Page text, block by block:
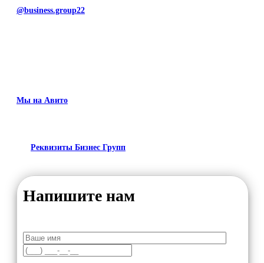
@business.group22
Мы на Авито
Реквизиты Бизнес Групп
Напишите нам